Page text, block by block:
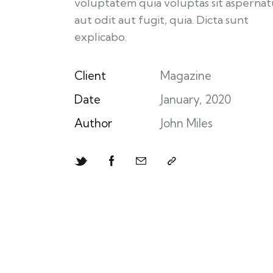
voluptatem quia voluptas sit
aut odit aut fugit, quia. Dicta sunt
explicabo.
Client
Magazine
Date
January, 2020
Author
John Miles